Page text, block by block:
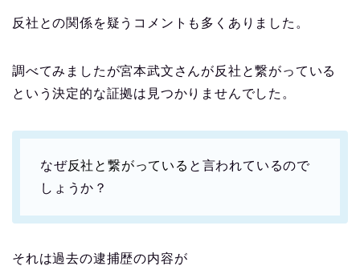
反社との関係を疑うコメントも多くありました。
調べてみましたが宮本武文さんが反社と繋がっている
という決定的な証拠は見つかりませんでした。
なぜ反社と繋がっている と言われているので
しょうか？
それは過去の逮捕歴の内容が